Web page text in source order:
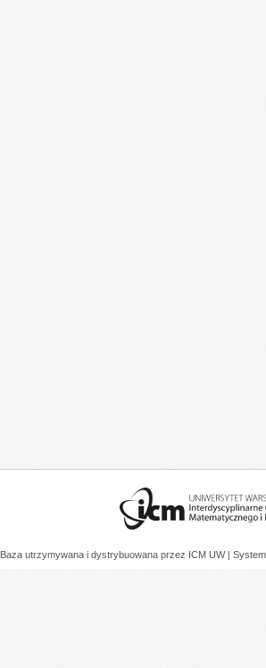
Baza utrzymywana i dystrybuowana przez ICM UW |